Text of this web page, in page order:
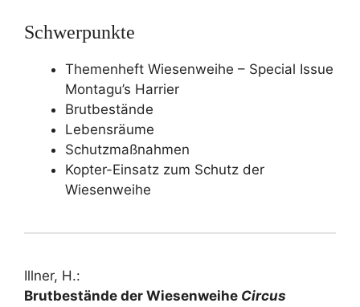
Schwerpunkte
Themenheft Wiesenweihe – Special Issue
Montagu’s Harrier
Brutbestände
Lebensräume
Schutzmaßnahmen
Kopter-Einsatz zum Schutz der
Wiesenweihe
Illner, H.:
Brutbestände der Wiesenweihe Circus